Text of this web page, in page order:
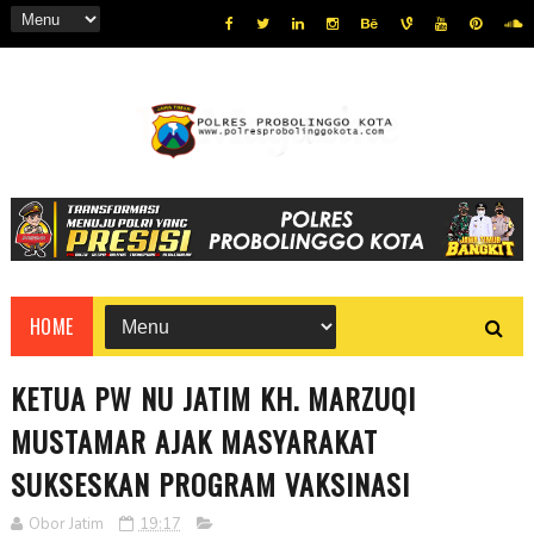
HOME
KETUA PW NU JATIM KH. MARZUQI
MUSTAMAR AJAK MASYARAKAT
SUKSESKAN PROGRAM VAKSINASI
Obor Jatim 19:17